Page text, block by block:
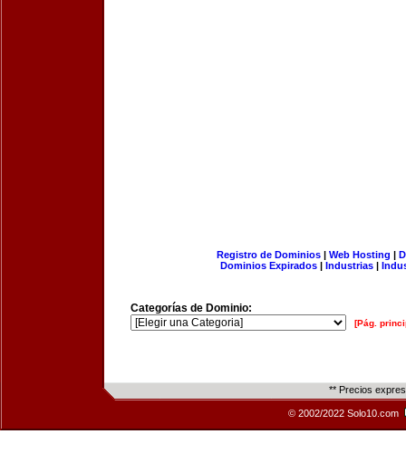
Registro de Dominios| Web Hosting |
Dominios Expirados | Industrias |
Categorías de Dominio:
[Pág.
** Precios
© 2002/2022 Solo10.com